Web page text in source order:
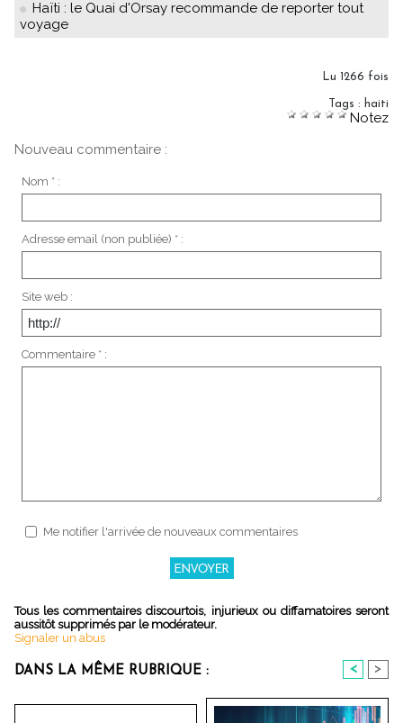
Haïti : le Quai d'Orsay recommande de reporter tout
voyage
Lu 1266 fois
Tags : haiti
Notez
Nouveau commentaire :
Nom * :
Adresse email (non publiée) * :
Site web :
Commentaire * :
Me notifier l'arrivée de nouveaux commentaires
Tous les commentaires discourtois, injurieux ou diffamatoires seront
aussitôt supprimés par le modérateur.
Signaler un abus
DANS LA MÊME RUBRIQUE : < >